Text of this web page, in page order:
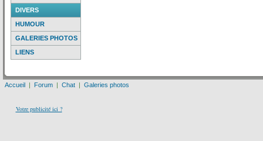
DIVERS
HUMOUR
GALERIES PHOTOS
LIENS
Accueil | Forum | Chat | Galeries photos
Votre publicité ici ?